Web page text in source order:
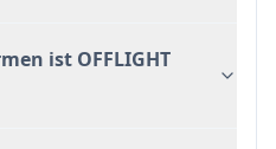
ist OFFLIGHT